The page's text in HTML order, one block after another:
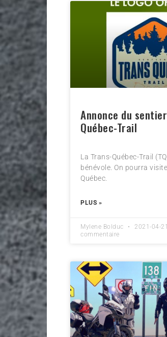
Annonce du
Québec-Trail
La Trans-Québec-Trail
bénévole. On pourra
Québec.
PLUS »
Mylene Bolduc 2021-04-21
commentaire